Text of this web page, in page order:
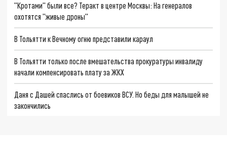
"Кротами" были все? Теракт в центре Москвы: На генералов
охотятся "живые дроны"
В Тольятти к Вечному огню представили караул
В Тольятти только после вмешательства прокуратуры инвалиду
начали компенсировать плату за ЖКХ
Даня с Дашей спаслись от боевиков ВСУ. Но беды для малышей не
закончились